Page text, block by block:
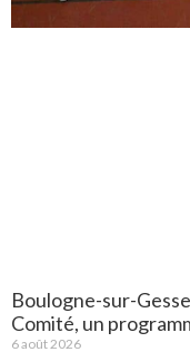
Boulogne-sur-
Comité, un
6 août 2026